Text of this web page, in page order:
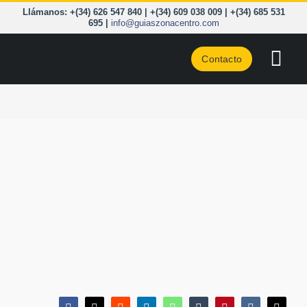
Saltar
contenido
Llámanos: +(34) 626 547 840 | +(34) 609 038 009 | +(34) 685 531
695 |
info@guiaszonacentro.com
Contacto